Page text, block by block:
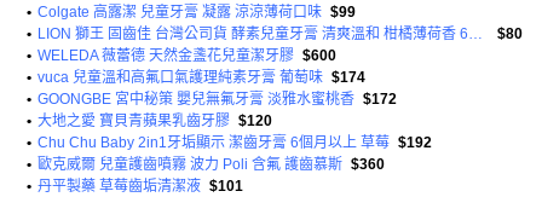
• Colgate 高露潔 兒童牙膏 凝露 涼涼薄荷口味 $99
•
LION 獅王 固齒佳 台灣公司貨 酵素兒童牙膏 清爽溫和 柑橘薄荷香 6歲以上
$80
• WELEDA 薇蕾德 天然金盞花兒童潔牙膠 $600
• vuca 兒童溫和高氟口氣護理純素牙膏 葡萄味 $174
• GOONGBE 宮中秘策 嬰兒無氟牙膏 淡雅水蜜桃香 $172
• 大地之愛 寶貝青蘋果乳齒牙膠 $120
• Chu Chu Baby 2in1牙垢顯示 潔齒牙膏 6個月以上 草莓 $192
• 歐克威爾 兒童護齒噴霧 波力 Poli 含氟 護齒慕斯 $360
• 丹平製藥 草莓齒垢清潔液 $101